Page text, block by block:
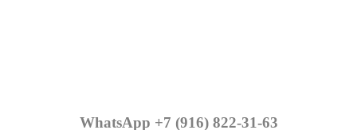
WhatsApp +7 (916) 822-31-63